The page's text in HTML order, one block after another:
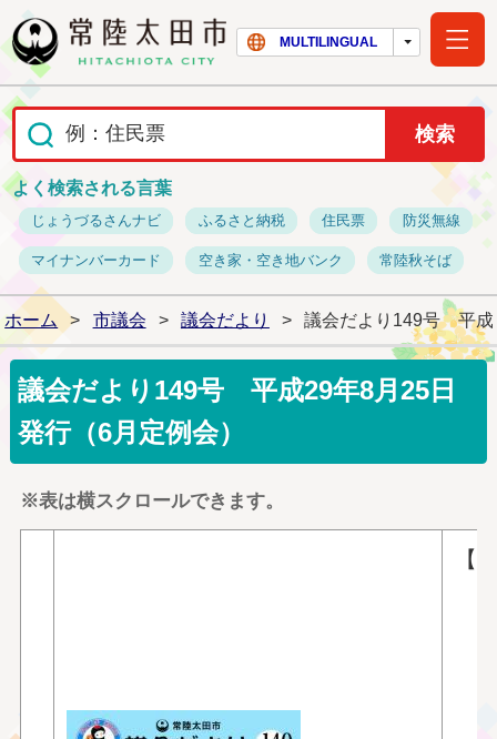
常陸太田市ホー
MULTILINGUAL
よく検索される言葉
じょうづるさんナビ ふるさと納税 住民票 防災無線
マイナンバーカード 空き家・空き地バンク 常陸秋そば
ホーム > 市議会 > 議会だより > 議会だより149号 平成
議会だより149号 平成29年8月25日
発行（6月定例会）
※表は横スクロールできます。
【